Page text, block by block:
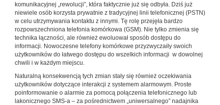
komunikacyjnej „rewolucji”, która faktycznie już się odbyła. Dziś już
niewiele osób korzysta prywatnie z tradycyjnej linii telefonicznej (PSTN)
w celu utrzymywania kontaktu z innymi. Tę rolę przejęła bardzo
rozpowszechniona telefonia komórkowa (GSM). Nie tylko zmienia się
technika łączności, ale również ewoluował sposób dostępu do
informacji. Nowoczesne telefony komórkowe przyzwyczaiły swoich
użytkowników do łatwego dostępu do wszelkich informacji w dowolnej
chwili i w każdym miejscu.
Naturalną konsekwencją tych zmian stały się również oczekiwania
użytkowników dotyczące interakcji z systemem alarmowym. Proste
poinformowanie o alarmie za pomocą połączenia telefonicznego lub
lakonicznego SMS-a – za pośrednictwem „uniwersalnego” nadajnika